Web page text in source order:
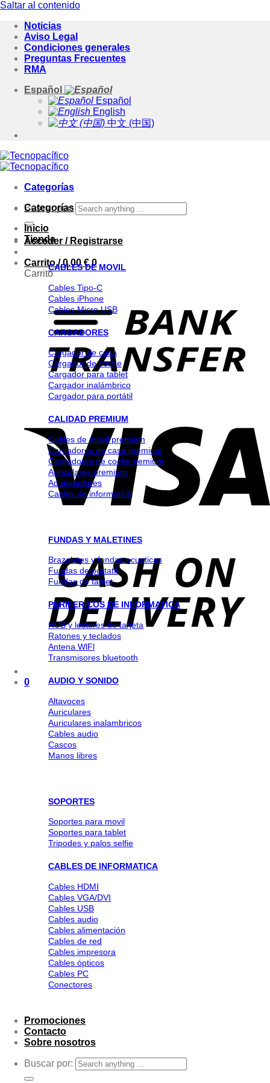
Saltar al contenido
Noticias
Aviso Legal
Condiciones generales
Preguntas Frecuentes
RMA
Español
Español
English
中文 (中国)
Categorías
Buscar por:
Acceder / Registrarse
Carrito /0.00€ 0
Carrito
0
Categorías
Inicio
Tienda
CABLES DE MOVIL
Cables Tipo-C
Cables iPhone
Cables Micro USB
CARGADORES
Cargador de casa
Cargador de coche
Cargador para tablet
Cargador inalámbrico
Cargador para portátil
CALIDAD PREMIUM
Cables de movil premium
Cargadores de casa premium
Cargadores de coche pemium
Auriculares premium
Adapatadores
Cables de informatica
FUNDAS Y MALETINES
Brazaletes y fundas acuaticas
Fundas de portatil
Fundas de tablet
PERIFERICOS DE INFORMATICA
HUB y lectores de tarjeta
Ratones y teclados
Antena WlFl
Transmisores bluetooth
AUDIO Y SONIDO
Altavoces
Auriculares
Auriculares inalambricos
Cables audio
Cascos
Manos libres
SOPORTES
Soportes para movil
Soportes para tablet
Tripodes y palos selfie
CABLES DE INFORMATICA
Cables HDMI
Cables VGA/DVI
Cables USB
Cables audio
Cables alimentación
Cables de red
Cables impresora
Cables ópticos
Cables PC
Conectores
Promociones
Contacto
Sobre nosotros
Buscar por: